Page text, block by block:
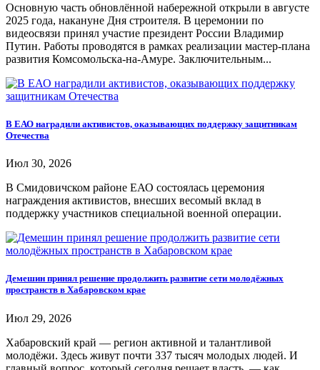
Основную часть обновлённой набережной открыли в августе
2025 года, накануне Дня строителя. В церемонии по
видеосвязи принял участие президент России Владимир
Путин. Работы проводятся в рамках реализации мастер-плана
развития Комсомольска-на-Амуре. Заключительным...
В ЕАО наградили активистов, оказывающих поддержку защитникам
Отечества
Июл 30, 2026
В Смидовичском районе ЕАО состоялась церемония
награждения активистов, внесших весомый вклад в
поддержку участников специальной военной операции.
Демешин принял решение продолжить развитие сети молодёжных
пространств в Хабаровском крае
Июл 29, 2026
Хабаровский край — регион активной и талантливой
молодёжи. Здесь живут почти 337 тысяч молодых людей. И